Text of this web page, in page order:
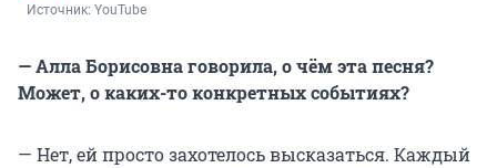
Источник: YouTube
— Алла Борисовна говорила, о чём эта песня?
Может, о каких-то конкретных событиях?
— Нет, ей просто захотелось высказаться. Каждый